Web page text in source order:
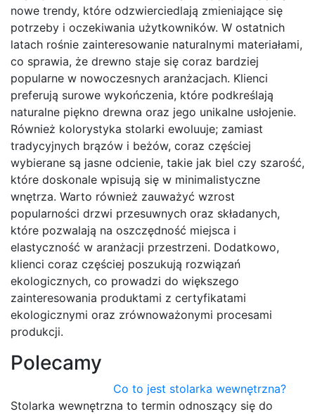
nowe trendy, które odzwierciedlają zmieniające się
potrzeby i oczekiwania użytkowników. W ostatnich
latach rośnie zainteresowanie naturalnymi materiałami,
co sprawia, że drewno staje się coraz bardziej
popularne w nowoczesnych aranżacjach. Klienci
preferują surowe wykończenia, które podkreślają
naturalne piękno drewna oraz jego unikalne usłojenie.
Również kolorystyka stolarki ewoluuje; zamiast
tradycyjnych brązów i beżów, coraz częściej
wybierane są jasne odcienie, takie jak biel czy szarość,
które doskonale wpisują się w minimalistyczne
wnętrza. Warto również zauważyć wzrost
popularności drzwi przesuwnych oraz składanych,
które pozwalają na oszczędność miejsca i
elastyczność w aranżacji przestrzeni. Dodatkowo,
klienci coraz częściej poszukują rozwiązań
ekologicznych, co prowadzi do większego
zainteresowania produktami z certyfikatami
ekologicznymi oraz zrównoważonymi procesami
produkcji.
Polecamy
Co to jest stolarka wewnętrzna?
Stolarka wewnętrzna to termin odnoszący się do